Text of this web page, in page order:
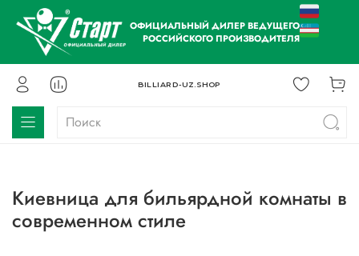
ОФИЦИАЛЬНЫЙ ДИЛЕР ВЕДУЩЕГО
РОССИЙСКОГО ПРОИЗВОДИТЕЛЯ
BILLIARD-UZ.SHOP
Киевница для бильярдной комнаты в
современном стиле